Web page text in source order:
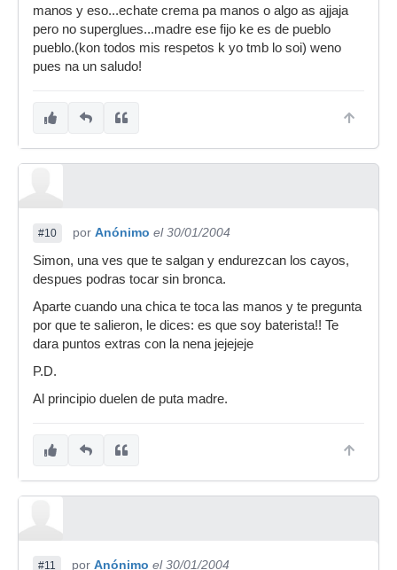
manos y eso...echate crema pa manos o algo as ajjaja
pero no superglues...madre ese fijo ke es de pueblo
pueblo.(kon todos mis respetos k yo tmb lo soi) weno
pues na un saludo!
#10 por Anónimo el 30/01/2004
Simon, una ves que te salgan y endurezcan los cayos,
despues podras tocar sin bronca.
Aparte cuando una chica te toca las manos y te pregunta
por que te salieron, le dices: es que soy baterista!! Te
dara puntos extras con la nena jejejeje
P.D.
Al principio duelen de puta madre.
#11 por Anónimo el 30/01/2004